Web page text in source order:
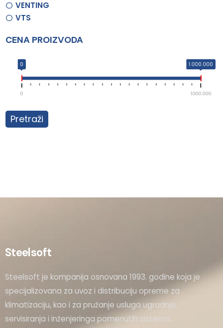
VENTING
VTS
CENA PROIZVODA
0 1.000.000
0 1.000.000
Pretraži
Steelsoft
Steelsoft je kompanija osnovana 1993. godine koja je
specijalizovana za uvoz i distribuciju opreme za
klimatizaciju, kao i za pružanje usluga ugradnje,
servisiranja i inženjeringa pomenutih sistema.